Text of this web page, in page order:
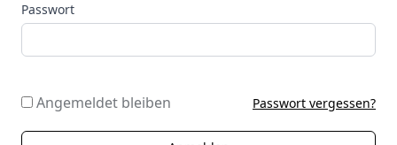
Passwort
Angemeldet bleiben Passwort vergessen?